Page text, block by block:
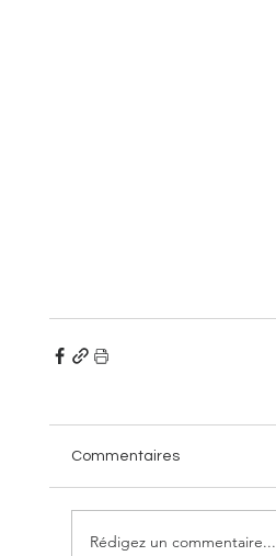
Commentaires
Rédigez un commentaire...